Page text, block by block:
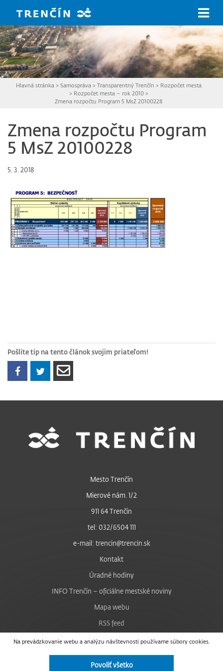
Hlavná stránka > Samospráva > Transparentný Trenčín > Rozpočet mesta
> Rozpočet mesta – rok 2010>
Zmena rozpočtu Program 5 MsZ 20100228
Zmena rozpočtu Program
5 MsZ 20100228
5. 3. 2018
Pošlite tip na tento článok svojim priateľom!
Na prevádzkovanie webu a analýzu návštevnosti používame súbory cookies.
Povoliť všetko
Mesto Trenčín
Mierové nám. 1/2
911 64 Trenčín
tel: 032/6504 111
e-mail: trencin@trencin.sk
Kontakt
Úradné hodiny
INFO Trenčín – oficiálne mestské noviny
Mapa webu
RSS feed
Nastavenie cookies
Facebook